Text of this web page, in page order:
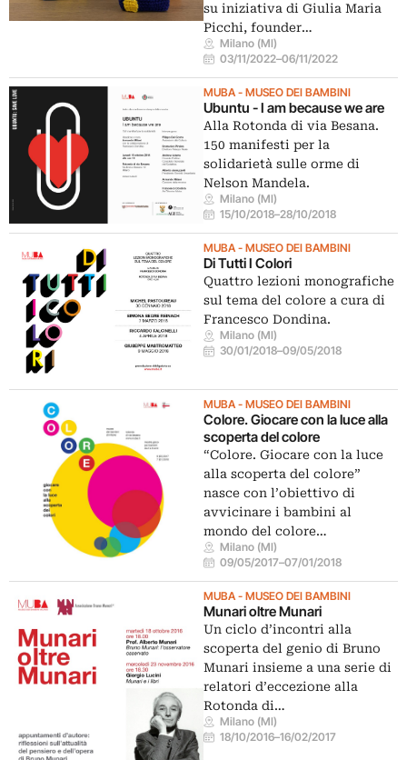
su iniziativa di Giulia Maria
Picchi, founder…
Milano (MI)
03/11/2022–06/11/2022
MUBA - MUSEO DEI BAMBINI
Ubuntu - I am because we are
Alla Rotonda di via Besana.
150 manifesti per la
solidarietà sulle orme di
Nelson Mandela.
Milano (MI)
15/10/2018–28/10/2018
MUBA - MUSEO DEI BAMBINI
Di Tutti I Colori
Quattro lezioni monografiche
sul tema del colore a cura di
Francesco Dondina.
Milano (MI)
30/01/2018–09/05/2018
MUBA - MUSEO DEI BAMBINI
Colore. Giocare con la luce alla
scoperta del colore
“Colore. Giocare con la luce
alla scoperta del colore”
nasce con l’obiettivo di
avvicinare i bambini al
mondo del colore…
Milano (MI)
09/05/2017–07/01/2018
MUBA - MUSEO DEI BAMBINI
Munari oltre Munari
Un ciclo d’incontri alla
scoperta del genio di Bruno
Munari insieme a una serie di
relatori d’eccezione alla
Rotonda di…
Milano (MI)
18/10/2016–16/02/2017